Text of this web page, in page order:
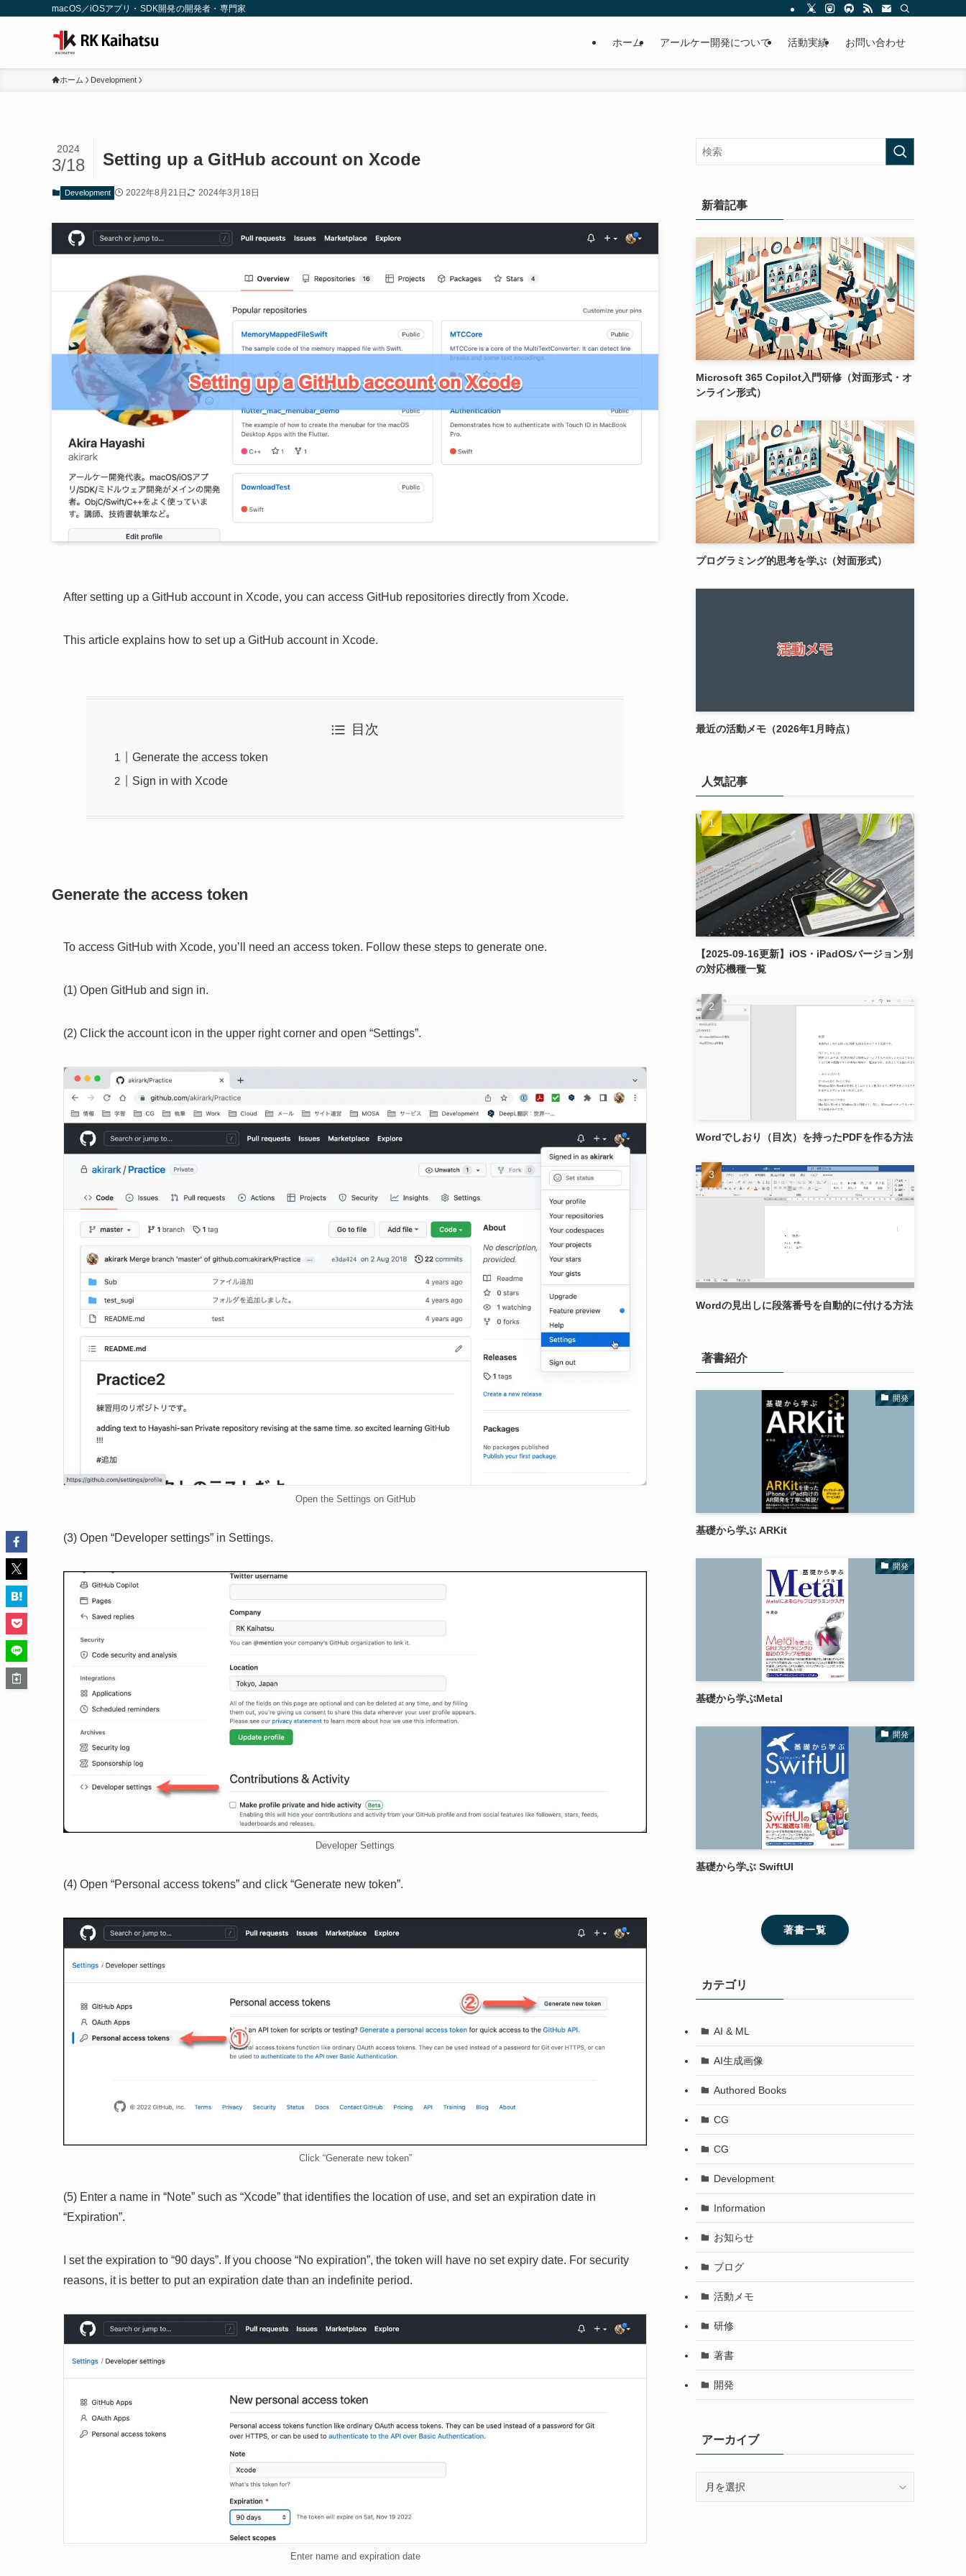
macOS／iOSアプリ・SDK開発の開発者・専門家
ホーム アールケー開発について 活動実績 お問い合わせ
ホーム Development
Setting up a GitHub account on Xcode
2024
3/18
Development 2022年8月21日 2024年3月18日
After setting up a GitHub account in Xcode, you can access GitHub repositories directly from Xcode.
This article explains how to set up a GitHub account in Xcode.
目次
Generate the access token
Sign in with Xcode
Generate the access token
To access GitHub with Xcode, you’ll need an access token. Follow these steps to generate one.
(1) Open GitHub and sign in.
(2) Click the account icon in the upper right corner and open “Settings”.
Open the Settings on GitHub
(3) Open “Developer settings” in Settings.
Developer Settings
(4) Open “Personal access tokens” and click “Generate new token”.
Click “Generate new token”
(5) Enter a name in “Note” such as “Xcode” that identifies the location of use, and set an expiration date in
“Expiration”.
I set the expiration to “90 days”. If you choose “No expiration”, the token will have no set expiry date. For security
reasons, it is better to put an expiration date than an indefinite period.
Enter name and expiration date
新着記事
Microsoft 365 Copilot入門研修（対面形式・オ
ンライン形式）
プログラミング的思考を学ぶ（対面形式）
最近の活動メモ（2026年1月時点）
人気記事
【2025-09-16更新】iOS・iPadOSバージョン別
の対応機種一覧
Wordでしおり（目次）を持ったPDFを作る方法
Wordの見出しに段落番号を自動的に付ける方法
著書紹介
開発
基礎から学ぶ ARKit
開発
基礎から学ぶMetal
開発
基礎から学ぶ SwiftUI
著書一覧
カテゴリ
AI & ML
AI生成画像
Authored Books
CG
CG
Development
Information
お知らせ
ブログ
活動メモ
研修
著書
開発
アーカイブ